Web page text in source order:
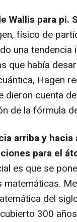
Wallis para pi.
físico de
una tendencia
que había
Hagen
dieron cuenta
de la fórmula
arriba y hacia
para el
es que se
matemáticas.
del
300